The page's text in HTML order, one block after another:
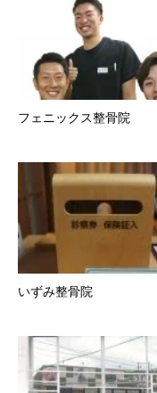
フェニックス整骨院
いずみ整骨院